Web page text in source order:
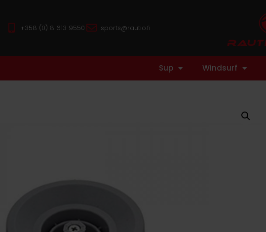
+358 (0) 8 613 9550 sports@rautio.fi
Sup Windsurf